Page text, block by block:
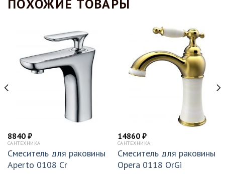
ПОХОЖИЕ ТОВАРЫ
8840 ₽
САНТЕХНИКА
Смеситель для раковины
Aperto 0108 Cr
14860 ₽
САНТЕХНИКА
Смеситель для раковины
Opera 0118 OrGi